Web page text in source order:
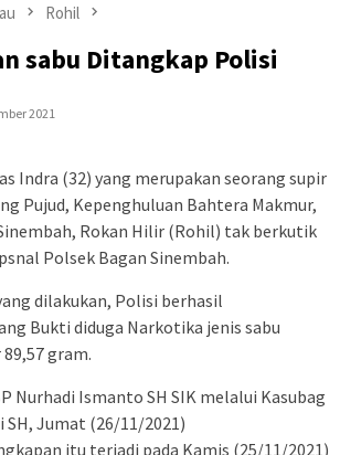
Rohil
sabu Ditangkap Polisi
2021
Indra (32) yang merupakan seorang supir
Pujud, Kepenghuluan Bahtera Makmur,
Rokan Hilir (Rohil) tak berkutik
Polsek Bagan Sinembah.
dilakukan, Polisi berhasil
Bukti diduga Narkotika jenis sabu
gram.
Nurhadi Ismanto SH SIK melalui Kasubag
SH, Jumat (26/11/2021)
itu terjadi pada Kamis (25/11/2021)